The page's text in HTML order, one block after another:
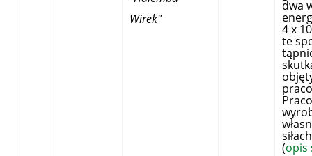
Wirek"
dwa
4 x 10
te
(opis